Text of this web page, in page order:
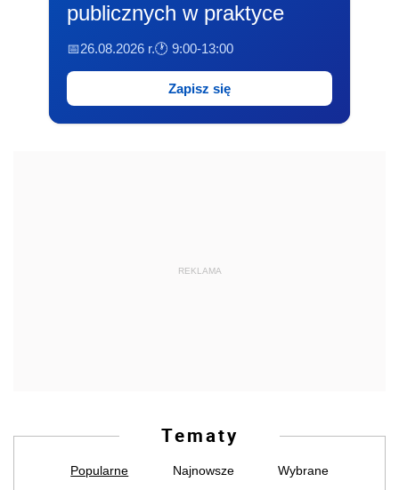
publicznych w praktyce
📅26.08.2026 r.🕐 9:00-13:00
Zapisz się
REKLAMA
Tematy
Popularne Najnowsze Wybrane